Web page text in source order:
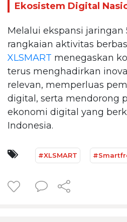
Ekosistem Digital
Melalui ekspansi jaringan
rangkaian aktivitas
XLSMART menegaskan
terus menghadirkan
relevan, memperluas
digital, serta mendorong
ekonomi digital yang
Indonesia.
#XLSMART